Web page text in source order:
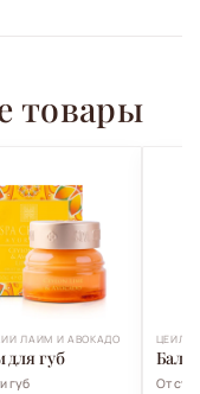
товары
ЛАЙМ И АВОКАДО
для губ
губ От